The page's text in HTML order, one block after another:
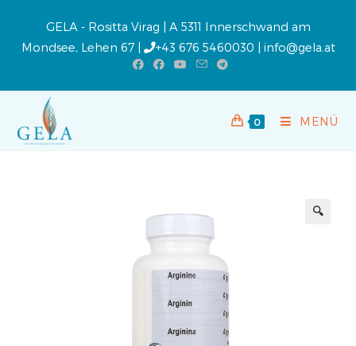
GELA - Rositta Virag | A 5311 Innerschwand am
Mondsee, Lehen 67 |
+43 676 5460030 | info@gela.at
0 MENÜ